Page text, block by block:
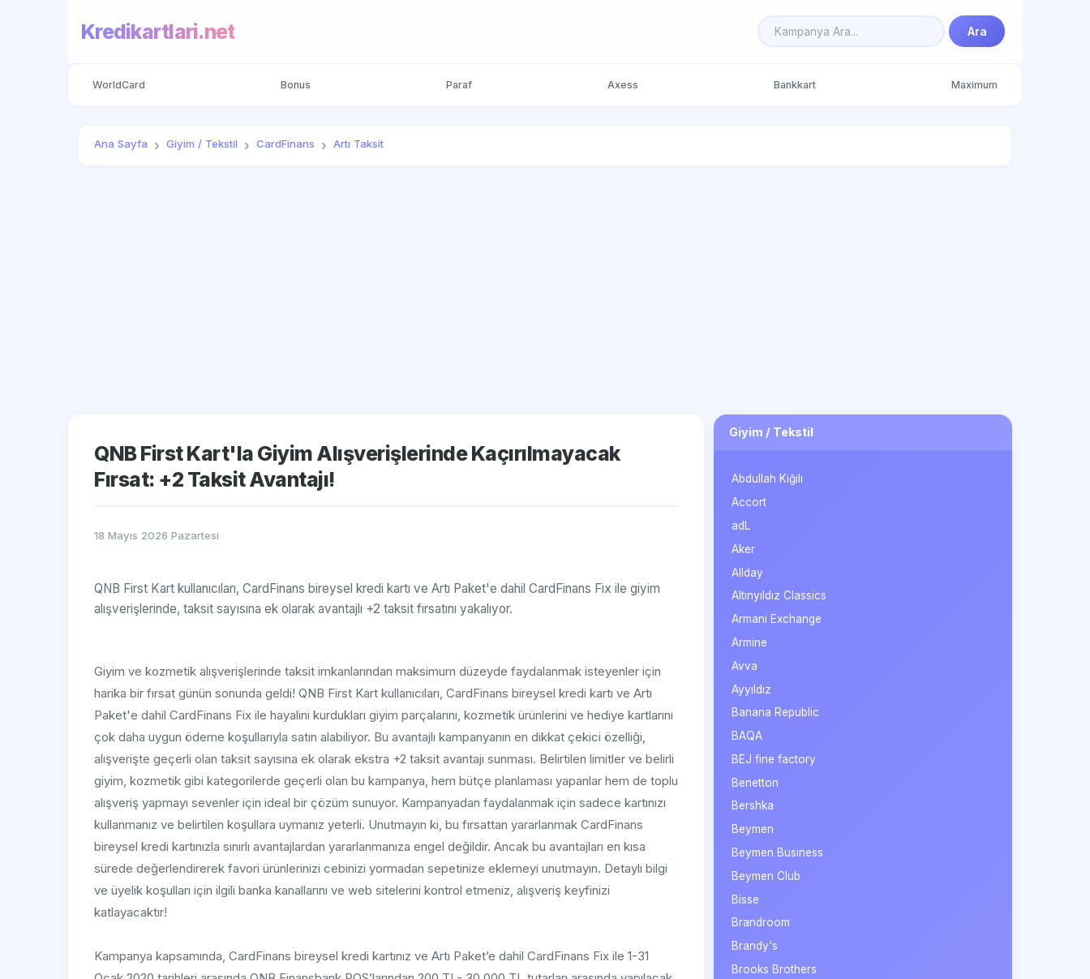
Kredikartlari.net Ara
WorldCard Bonus Paraf Axess Bankkart Maximum
Ana Sayfa Giyim / Tekstil CardFinans Artı Taksit
QNB First Kart'la Giyim Alışverişlerinde Kaçırılmayacak
Fırsat: +2 Taksit Avantajı!
18 Mayıs 2026 Pazartesi
QNB First Kart kullanıcıları, CardFinans bireysel kredi kartı ve Artı Paket'e dahil CardFinans Fix ile giyim
alışverişlerinde, taksit sayısına ek olarak avantajlı +2 taksit fırsatını yakalıyor.
Giyim ve kozmetik alışverişlerinde taksit imkanlarından maksimum düzeyde faydalanmak isteyenler için
harika bir fırsat günün sonunda geldi! QNB First Kart kullanıcıları, CardFinans bireysel kredi kartı ve Artı
Paket'e dahil CardFinans Fix ile hayalini kurdukları giyim parçalarını, kozmetik ürünlerini ve hediye kartlarını
çok daha uygun ödeme koşullarıyla satın alabiliyor. Bu avantajlı kampanyanın en dikkat çekici özelliği,
alışverişte geçerli olan taksit sayısına ek olarak ekstra +2 taksit avantajı sunması. Belirtilen limitler ve belirli
giyim, kozmetik gibi kategorilerde geçerli olan bu kampanya, hem bütçe planlaması yapanlar hem de toplu
alışveriş yapmayı sevenler için ideal bir çözüm sunuyor. Kampanyadan faydalanmak için sadece kartınızı
kullanmanız ve belirtilen koşullara uymanız yeterli. Unutmayın ki, bu fırsattan yararlanmak CardFinans
bireysel kredi kartınızla sınırlı avantajlardan yararlanmanıza engel değildir. Ancak bu avantajları en kısa
sürede değerlendirerek favori ürünlerinizi cebinizi yormadan sepetinize eklemeyi unutmayın. Detaylı bilgi
ve üyelik koşulları için ilgili banka kanallarını ve web sitelerini kontrol etmeniz, alışveriş keyfinizi
katlayacaktır!
Kampanya kapsamında, CardFinans bireysel kredi kartınız ve Artı Paket’e dahil CardFinans Fix ile 1-31
Giyim / Tekstil
Abdullah Kiğılı
Accort
adL
Aker
Allday
Altınyıldız Classics
Armani Exchange
Armine
Avva
Ayyıldız
Banana Republic
BAQA
BEJ fine factory
Benetton
Bershka
Beymen
Beymen Business
Beymen Club
Bisse
Brandroom
Brandy's
Brooks Brothers